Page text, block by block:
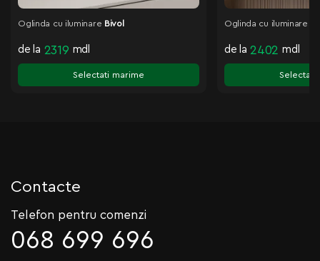
Oglinda cu iluminare Bivol
de la 2319 mdl
Selectati marime
Oglinda cu iluminare
de la 2402 mdl
Selectati
Contacte
Telefon pentru comenzi
068 699 696